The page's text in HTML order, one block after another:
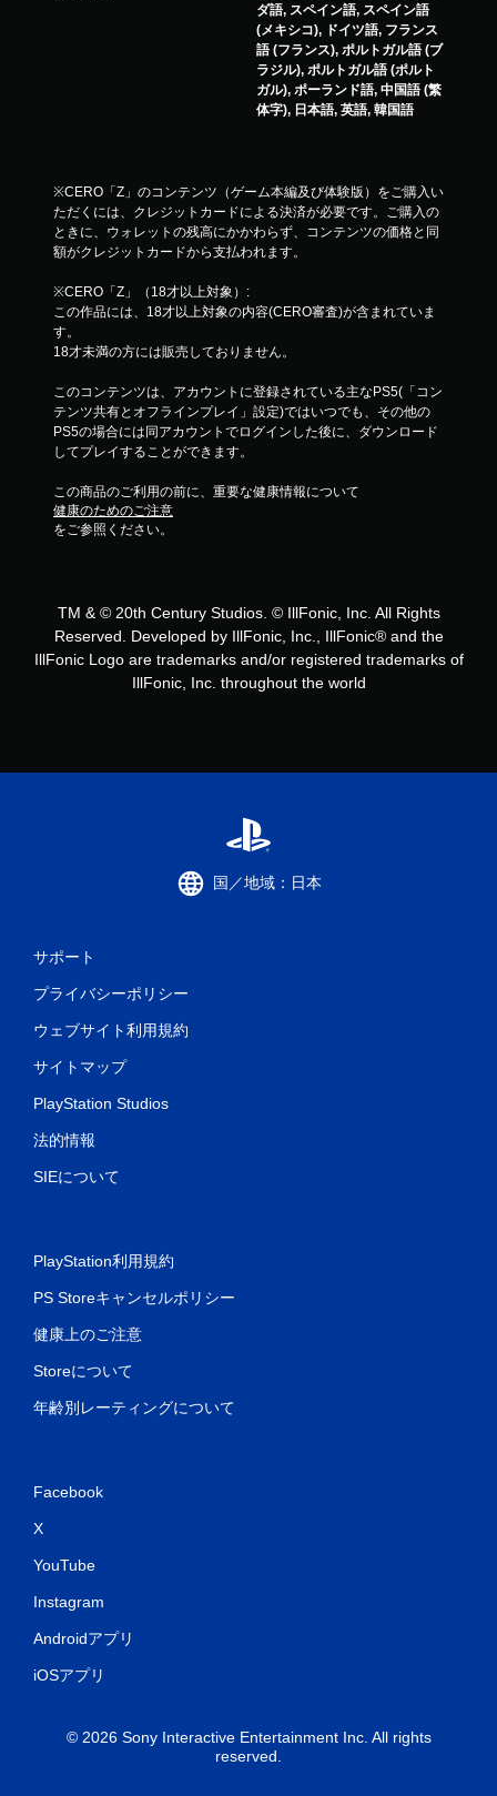
ダ語, スペイン語, スペイン語
(メキシコ), ドイツ語, フランス
語 (フランス), ポルトガル語 (ブ
ラジル), ポルトガル語 (ポルト
ガル), ポーランド語, 中国語 (繁
体字), 日本語, 英語, 韓国語
※CERO「Z」のコンテンツ（ゲーム本編及び体験版）をご購入い
ただくには、クレジットカードによる決済が必要です。ご購入の
ときに、ウォレットの残高にかかわらず、コンテンツの価格と同
額がクレジットカードから支払われます。
※CERO「Z」（18才以上対象）:
この作品には、18才以上対象の内容(CERO審査)が含まれていま
す。
18才未満の方には販売しておりません。
このコンテンツは、アカウントに登録されている主なPS5(「コン
テンツ共有とオフラインプレイ」設定)ではいつでも、その他の
PS5の場合には同アカウントでログインした後に、ダウンロード
してプレイすることができます。
この商品のご利用の前に、重要な健康情報について
健康のためのご注意
をご参照ください。
TM & © 20th Century Studios. © IllFonic, Inc. All Rights
Reserved. Developed by IllFonic, Inc., IllFonic® and the
IllFonic Logo are trademarks and/or registered trademarks of
IllFonic, Inc. throughout the world
国／地域：日本
サポート
プライバシーポリシー
ウェブサイト利用規約
サイトマップ
PlayStation Studios
法的情報
SIEについて
PlayStation利用規約
PS Storeキャンセルポリシー
健康上のご注意
Storeについて
年齢別レーティングについて
Facebook
X
YouTube
Instagram
Androidアプリ
iOSアプリ
© 2026 Sony Interactive Entertainment Inc. All rights
reserved.